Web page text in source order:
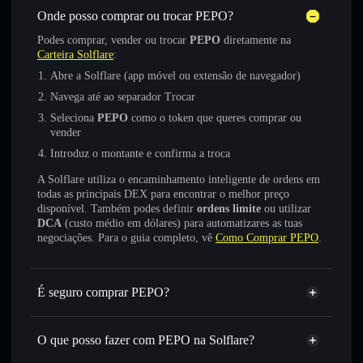
Onde posso comprar ou trocar PEPO?
Podes comprar, vender ou trocar PEPO diretamente na
Carteira Solflare:
Abre a Solflare (app móvel ou extensão de navegador)
Navega até ao separador Trocar
Seleciona PEPO como o token que queres comprar ou
vender
Introduz o montante e confirma a troca
A Solflare utiliza o encaminhamento inteligente de ordens em
todas as principais DEX para encontrar o melhor preço
disponível. Também podes definir ordens limite ou utilizar
DCA (custo médio em dólares) para automatizares as tuas
negociações. Para o guia completo, vê Como Comprar PEPO.
É seguro comprar PEPO?
PEPO token verificado
O que posso fazer com PEPO na Solflare?